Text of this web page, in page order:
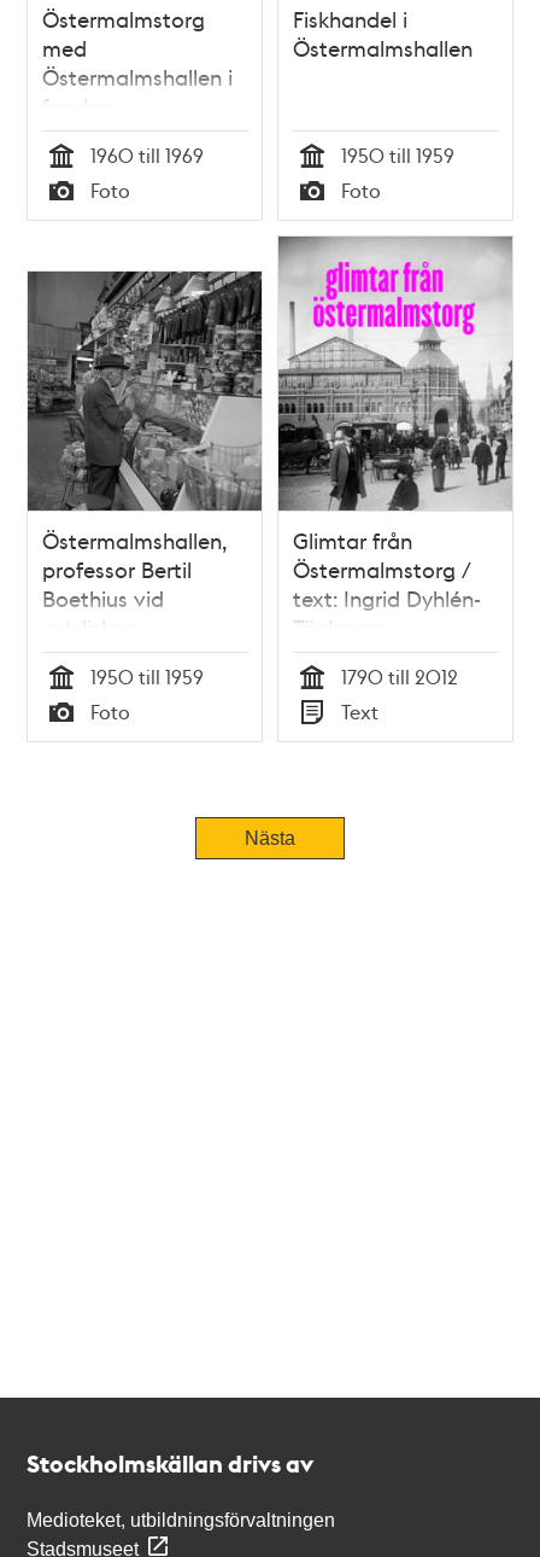
Östermalmstorg
med
Östermalmshallen i
fonden
Tid
1960 till 1969
Typ
Foto
Fiskhandel i
Östermalmshallen
Tid
1950 till 1959
Typ
Foto
Östermalmshallen,
professor Bertil
Boethius vid
ostdisken
Tid
1950 till 1959
Typ
Foto
Glimtar från
Östermalmstorg /
text: Ingrid Dyhlén-
Täckman
Tid
1790 till 2012
Typ
Text
Nästa
Stockholmskällan drivs av
Medioteket, utbildningsförvaltningen
Stadsmuseet